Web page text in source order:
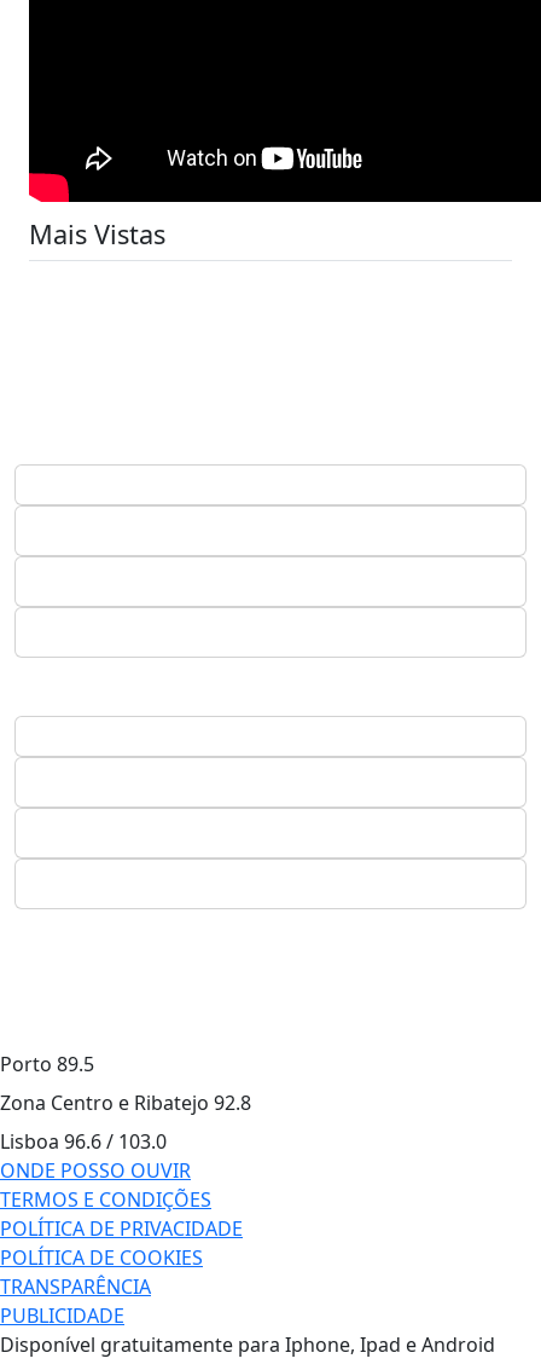
Mais Vistas
Porto 89.5
Zona Centro e Ribatejo 92.8
Lisboa 96.6 / 103.0
ONDE POSSO OUVIR
TERMOS E CONDIÇÕES
POLÍTICA DE PRIVACIDADE
POLÍTICA DE COOKIES
TRANSPARÊNCIA
PUBLICIDADE
Disponível gratuitamente para Iphone, Ipad e Android